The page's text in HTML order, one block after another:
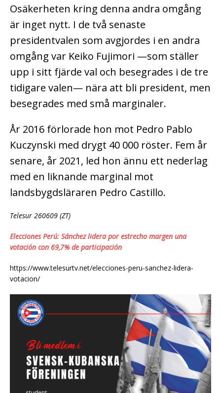
Osäkerheten kring denna andra omgång
är inget nytt. I de två senaste
presidentvalen som avgjordes i en andra
omgång var Keiko Fujimori —som ställer
upp i sitt fjärde val och besegrades i de tre
tidigare valen— nära att bli president, men
besegrades med små marginaler.
År 2016 förlorade hon mot Pedro Pablo
Kuczynski med drygt 40 000 röster. Fem år
senare, år 2021, led hon ännu ett nederlag
med en liknande marginal mot
landsbygdsläraren Pedro Castillo.
Telesur 260609 (ZT)
Elecciones Perú: Sánchez lidera por estrecho margen una
votación con 69,7% de participación
https://www.telesurtv.net/elecciones-peru-sanchez-lidera-
votacion/